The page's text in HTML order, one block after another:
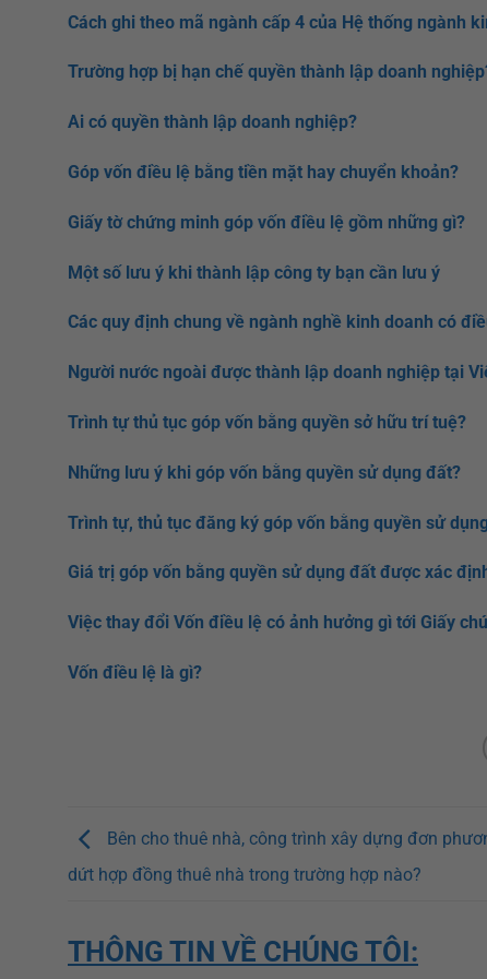
Cách ghi theo mã ngành cấp 4 của Hệ thống ngành
Trường hợp bị hạn chế quyền thành lập doanh
Ai có quyền thành lập doanh nghiệp?
Góp vốn điều lệ bằng tiền mặt hay chuyển khoản?
Giấy tờ chứng minh góp vốn điều lệ gồm những gì?
Một số lưu ý khi thành lập công ty bạn cần lưu ý
Các quy định chung về ngành nghề kinh doanh có
Người nước ngoài được thành lập doanh nghiệp tại
Trình tự thủ tục góp vốn bằng quyền sở hữu trí tuệ?
Những lưu ý khi góp vốn bằng quyền sử dụng đất?
Trình tự, thủ tục đăng ký góp vốn bằng quyền sử
Giá trị góp vốn bằng quyền sử dụng đất được xác
Việc thay đổi Vốn điều lệ có ảnh hưởng gì tới Giấy
Vốn điều lệ là gì?
Bên cho thuê nhà, công trình xây dựng đơn
dứt hợp đồng thuê nhà trong trường hợp nào?
THÔNG TIN VỀ CHÚNG TÔI: